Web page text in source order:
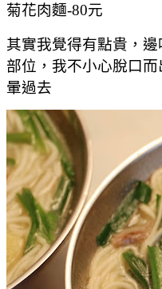
菊花肉麵-80元
其實我覺得有點貴，
部位，我不小心脫口
暈過去